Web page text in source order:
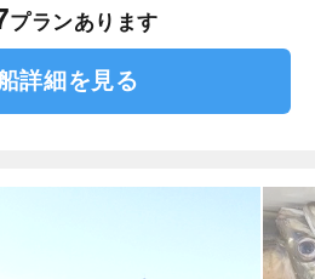
プランあります
詳細を見る